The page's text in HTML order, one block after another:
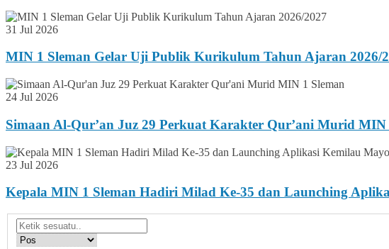
31 Jul 2026
MIN 1 Sleman Gelar Uji Publik Kurikulum Tahun Ajaran 2026/
24 Jul 2026
Simaan Al-Qur’an Juz 29 Perkuat Karakter Qur’ani Murid MIN
23 Jul 2026
Kepala MIN 1 Sleman Hadiri Milad Ke-35 dan Launching